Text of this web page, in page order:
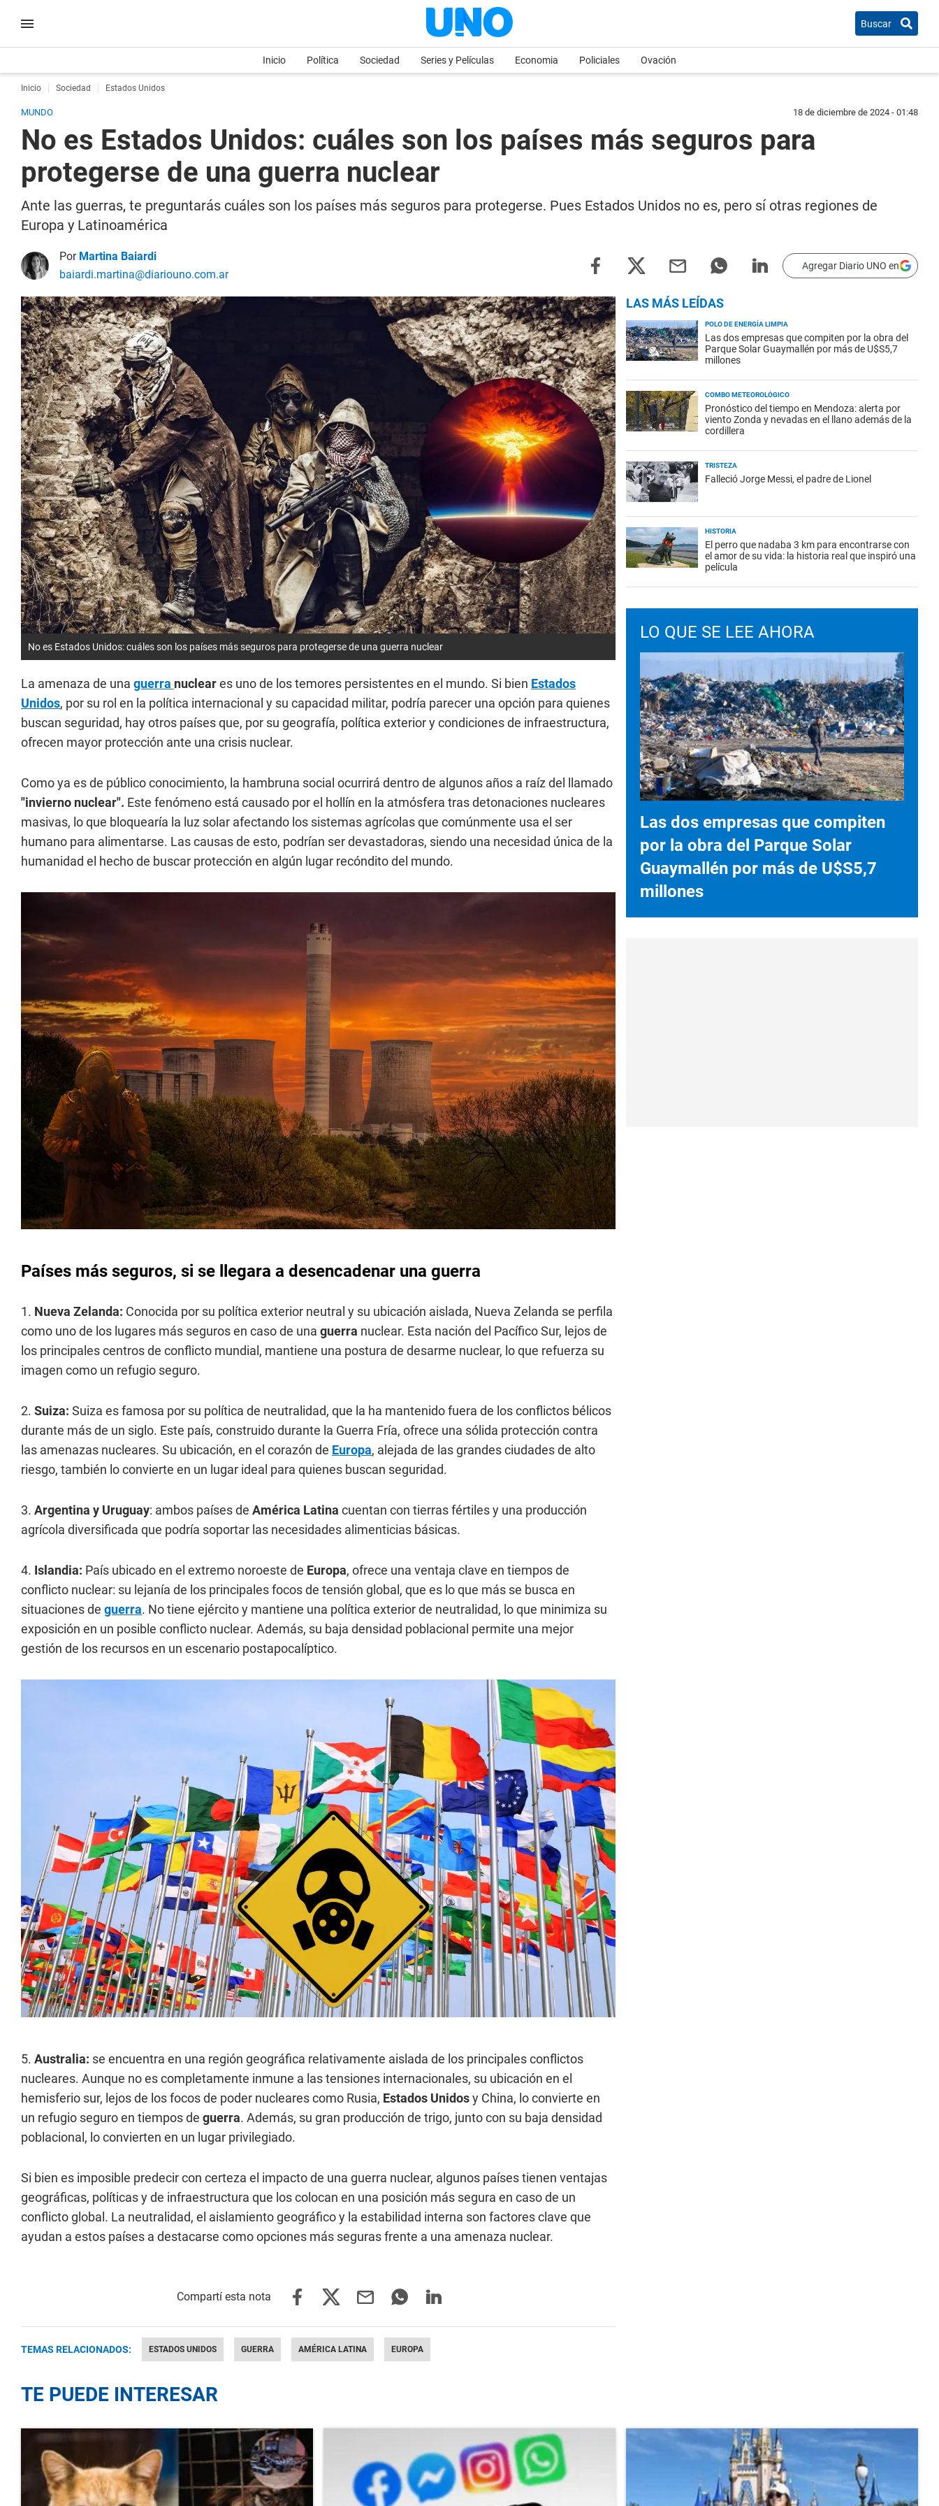
Buscar
Inicio Política Sociedad Series y Películas Economia Policiales Ovación
Inicio Sociedad Estados Unidos
MUNDO 18 de diciembre de 2024 - 01:48
No es Estados Unidos: cuáles son los países más seguros para
protegerse de una guerra nuclear
Ante las guerras, te preguntarás cuáles son los países más seguros para protegerse. Pues Estados Unidos no es, pero sí otras regiones de
Europa y Latinoamérica
Por Martina Baiardi
baiardi.martina@diariouno.com.ar
Agregar Diario UNO en
No es Estados Unidos: cuáles son los países más seguros para protegerse de una guerra nuclear
La amenaza de una guerra nucleares uno de los temores persistentes en el mundo. Si bien Estados
Unidos, por su rol en la política internacional y su capacidad militar, podría parecer una opción para quienes
buscan seguridad, hay otros países que, por su geografía, política exterior y condiciones de infraestructura,
ofrecen mayor protección ante una crisis nuclear.
Como ya es de público conocimiento, la hambruna social ocurrirá dentro de algunos años a raíz del llamado
"invierno nuclear". Este fenómeno está causado por el hollín en la atmósfera tras detonaciones nucleares
masivas, lo que bloquearía la luz solar afectando los sistemas agrícolas que comúnmente usa el ser
humano para alimentarse. Las causas de esto, podrían ser devastadoras, siendo una necesidad única de la
humanidad el hecho de buscar protección en algún lugar recóndito del mundo.
Países más seguros, si se llegara a desencadenar una guerra
1. Nueva Zelanda: Conocida por su política exterior neutral y su ubicación aislada, Nueva Zelanda se perfila
como uno de los lugares más seguros en caso de una guerra nuclear. Esta nación del Pacífico Sur, lejos de
los principales centros de conflicto mundial, mantiene una postura de desarme nuclear, lo que refuerza su
imagen como un refugio seguro.
2. Suiza: Suiza es famosa por su política de neutralidad, que la ha mantenido fuera de los conflictos bélicos
durante más de un siglo. Este país, construido durante la Guerra Fría, ofrece una sólida protección contra
las amenazas nucleares. Su ubicación, en el corazón de Europa, alejada de las grandes ciudades de alto
riesgo, también lo convierte en un lugar ideal para quienes buscan seguridad.
3. Argentina y Uruguay: ambos países de América Latina cuentan con tierras fértiles y una producción
agrícola diversificada que podría soportar las necesidades alimenticias básicas.
4. Islandia: País ubicado en el extremo noroeste de Europa, ofrece una ventaja clave en tiempos de
conflicto nuclear: su lejanía de los principales focos de tensión global, que es lo que más se busca en
situaciones de guerra. No tiene ejército y mantiene una política exterior de neutralidad, lo que minimiza su
exposición en un posible conflicto nuclear. Además, su baja densidad poblacional permite una mejor
gestión de los recursos en un escenario postapocalíptico.
5. Australia: se encuentra en una región geográfica relativamente aislada de los principales conflictos
nucleares. Aunque no es completamente inmune a las tensiones internacionales, su ubicación en el
hemisferio sur, lejos de los focos de poder nucleares como Rusia, Estados Unidosy China, lo convierte en
un refugio seguro en tiempos de guerra. Además, su gran producción de trigo, junto con su baja densidad
poblacional, lo convierten en un lugar privilegiado.
Si bien es imposible predecir con certeza el impacto de una guerra nuclear, algunos países tienen ventajas
geográficas, políticas y de infraestructura que los colocan en una posición más segura en caso de un
conflicto global. La neutralidad, el aislamiento geográfico y la estabilidad interna son factores clave que
ayudan a estos países a destacarse como opciones más seguras frente a una amenaza nuclear.
TEMAS RELACIONADOS: ESTADOS UNIDOS GUERRA AMÉRICA LATINA EUROPA
LAS MÁS LEÍDAS
POLO DE ENERGÍA LIMPIA
Las dos empresas que compiten por la obra del
Parque Solar Guaymallén por más de U$S5,7
millones
COMBO METEOROLÓGICO
Pronóstico del tiempo en Mendoza: alerta por
viento Zonda y nevadas en el llano además de la
cordillera
TRISTEZA
Falleció Jorge Messi, el padre de Lionel
HISTORIA
El perro que nadaba 3 km para encontrarse con
el amor de su vida: la historia real que inspiró una
película
LO QUE SE LEE AHORA
Las dos empresas que compiten
por la obra del Parque Solar
Guaymallén por más de U$S5,7
millones
TE PUEDE INTERESAR